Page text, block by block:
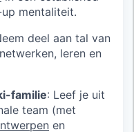
mentaliteit.
deel aan tal van
leren en
familie: Leef je uit
team (met
en